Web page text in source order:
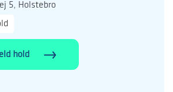
5, Holstebro
hold